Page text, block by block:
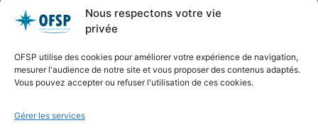
Nous respectons votre vie
privée
OFSP utilise des cookies pour améliorer votre expérience de navigation,
mesurer l'audience de notre site et vous proposer des contenus adaptés.
Vous pouvez accepter ou refuser l'utilisation de ces cookies.
Gérer les services
Formation - Gestes et postures
Formation Gestes et Postures - Prévention des TMS
PLAQUETTE DE PRÉSENTATION OFSP